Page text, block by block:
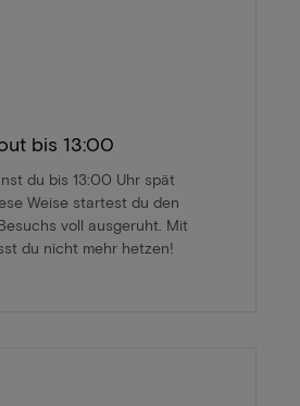
bis 13:00
du bis 13:00 Uhr spät
Weise startest du den
voll ausgeruht. Mit
du nicht mehr hetzen!